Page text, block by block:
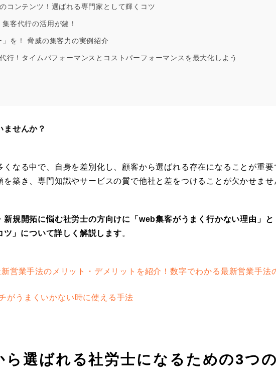
コンテンツ！選ばれる専門家として輝くコツ
客代行の活用が鍵！
を！ 脅威の集客力の実例紹介
行！タイムパフォーマンスとコストパーフォーマンスを最大化しよう
ませんか？
なる中で、自身を差別化し、顧客から選ばれる存在になることが重要
を築き、専門知識やサービスの質で他社と差をつけることが欠かせませ
新規開拓に悩む社労士の方向けに「web集客がうまく行かない理由」と
」について詳しく解説します。
営業手法のメリット・デメリットを紹介！数字でわかる最新営業手法
がうまくいかない時に使える手法
ら選ばれる社労士になるための3つ